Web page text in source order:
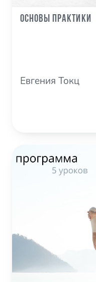
Основы практики
Евгения Токц